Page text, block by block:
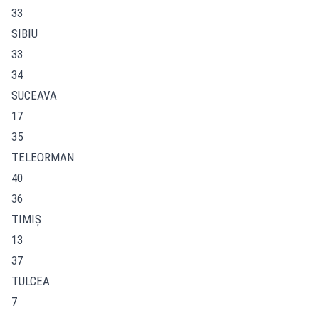
33
SIBIU
33
34
SUCEAVA
17
35
TELEORMAN
40
36
TIMIŞ
13
37
TULCEA
7